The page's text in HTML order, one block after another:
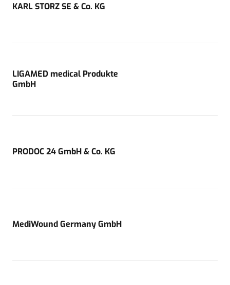
KARL STORZ SE & Co. KG
LIGAMED medical Produkte
GmbH
PRODOC 24 GmbH & Co. KG
MediWound Germany GmbH